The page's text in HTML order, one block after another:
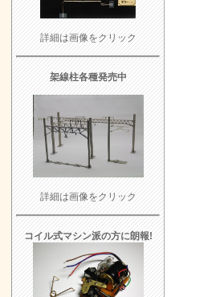
詳細は画像をクリック
架線柱各種発売中
詳細は画像をクリック
コイル式マシン派の方に朗報!